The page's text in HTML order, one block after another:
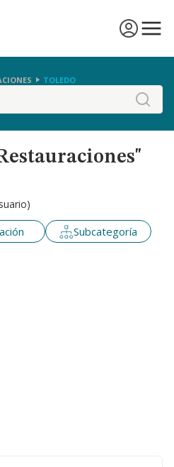
TOLEDO
Subcategoría